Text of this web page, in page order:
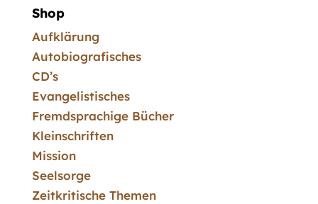
Shop
Aufklärung
Autobiografisches
CD’s
Evangelistisches
Fremdsprachige Bücher
Kleinschriften
Mission
Seelsorge
Zeitkritische Themen